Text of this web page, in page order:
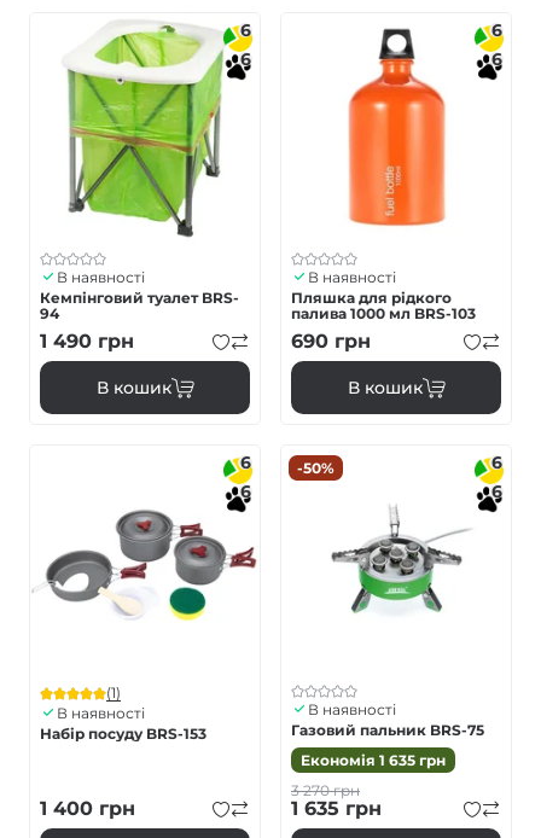
6
6
В наявності
Кемпінговий туалет BRS-
94
1 490 грн
В кошик
6
6
В наявності
Пляшка для рідкого
палива 1000 мл BRS-103
690 грн
В кошик
6
6
(1)
В наявності
Набір посуду BRS-153
1 400 грн
-50%
6
6
В наявності
Газовий пальник BRS-75
Економія 1 635 грн
3 270грн
1 635 грн